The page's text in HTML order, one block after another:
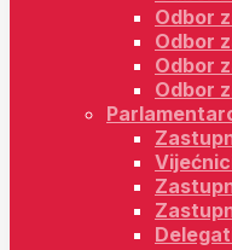
Odbor
Odbor
Odbor
Odbor